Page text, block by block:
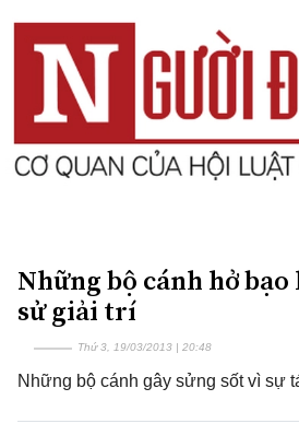
Những bộ cánh hở
sử giải trí
Thứ 3, 19/03/2013 | 20:48
Những bộ cánh gây sửng sốt vì sự